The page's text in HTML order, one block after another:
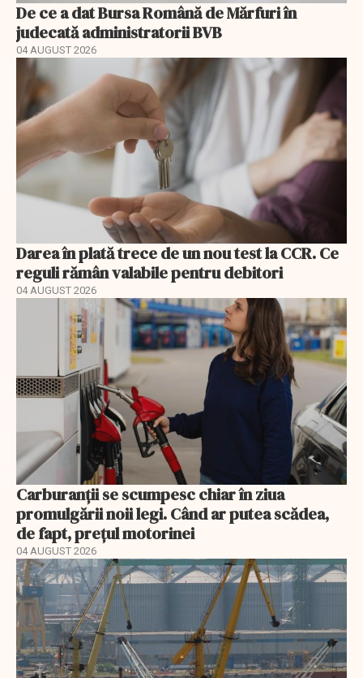
De ce a dat Bursa Română de Mărfuri în
judecată administratorii BVB
04 AUGUST 2026
Darea în plată trece de un nou test la CCR. Ce
reguli rămân valabile pentru debitori
04 AUGUST 2026
Carburanții se scumpesc chiar în ziua
promulgării noii legi. Când ar putea scădea,
de fapt, prețul motorinei
04 AUGUST 2026